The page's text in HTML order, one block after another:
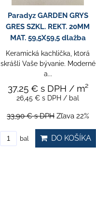
Paradyz GARDEN GRYS
GRES SZKL. REKT. 20MM
MAT. 59,5X59,5 dlažba
Keramická kachlička, ktorá
skrášli Vaše bývanie. Moderné
a...
37,25 € s DPH / m²
26,45 € s DPH / bal
33,90 €s DPH Zľava 22%
bal DO KOŠÍKA